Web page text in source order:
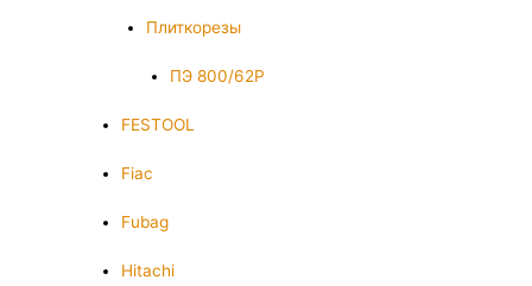
Плиткорезы
ПЭ 800/62Р
FESTOOL
Fiac
Fubag
Hitachi